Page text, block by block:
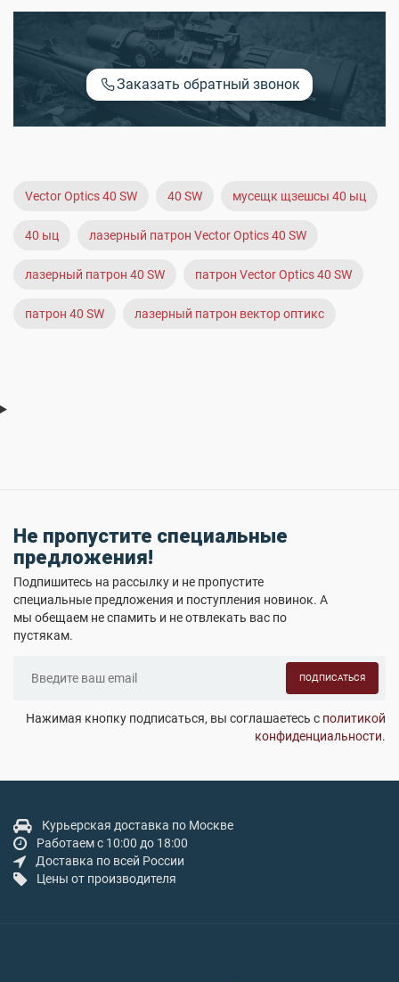
Заказать обратный звонок
Vector Optics 40 SW 40 SW мусещк щзешсы 40 ыц
40 ыц лазерный патрон Vector Optics 40 SW
лазерный патрон 40 SW патрон Vector Optics 40 SW
патрон 40 SW лазерный патрон вектор оптикс
Не пропустите специальные
предложения!
Подпишитесь на рассылку и не пропустите
специальные предложения и поступления новинок. А
мы обещаем не спамить и не отвлекать вас по
пустякам.
ПОДПИСАТЬСЯ
Нажимая кнопку подписаться, вы соглашаетесь с политикой
конфиденциальности.
Курьерская доставка по Москве
Работаем с 10:00 до 18:00
Доставка по всей России
Цены от производителя